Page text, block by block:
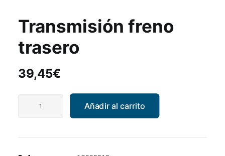
Transmisión freno
trasero
39,45€
Añadir al carrito